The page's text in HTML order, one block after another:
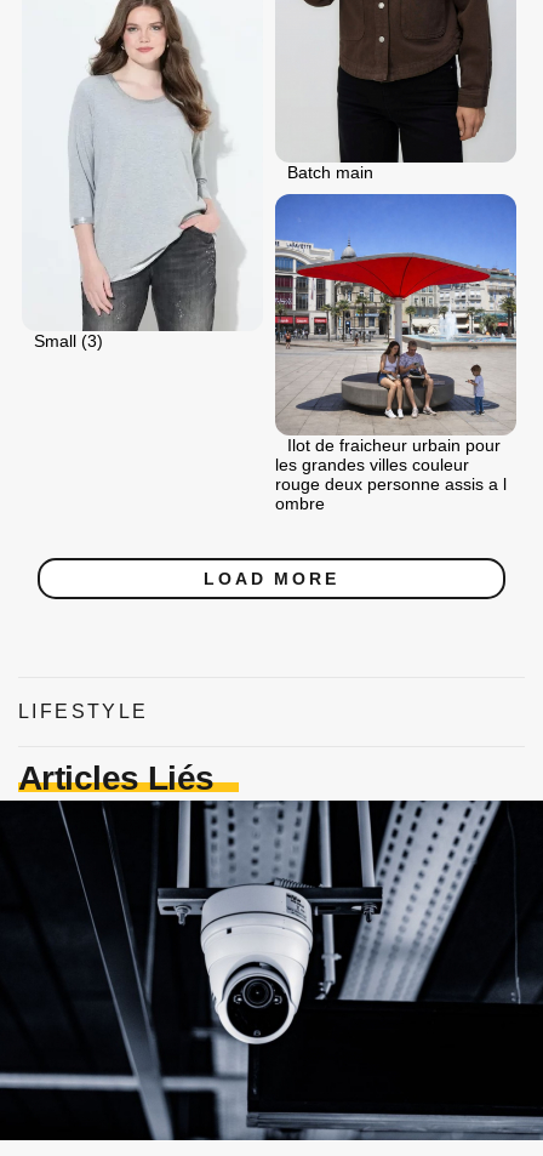
Batch main
Small (3)
Ilot de fraicheur urbain pour
les grandes villes couleur
rouge deux personne assis a l
ombre
LOAD MORE
LIFESTYLE
Articles Liés